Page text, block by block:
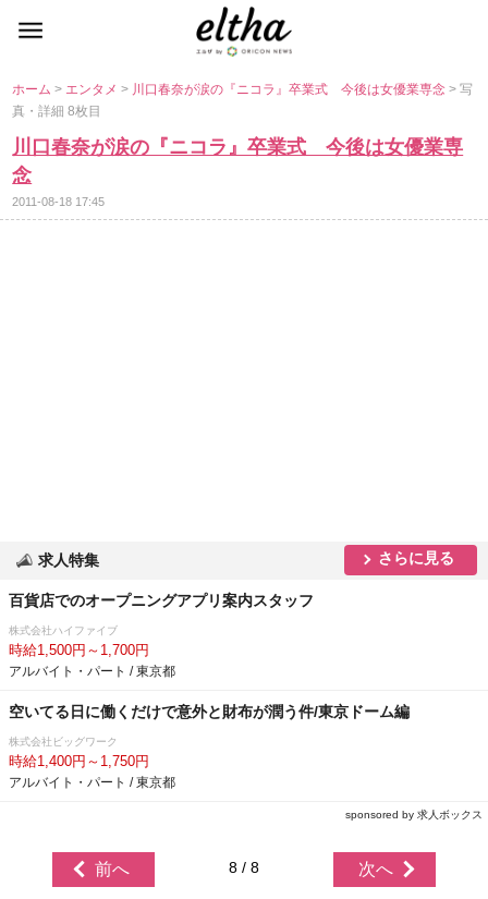
ホーム> エンタメ> 川口春奈が涙の『ニコラ』卒業式 今後は女優業専念> 写
真・詳細 8枚目
川口春奈が涙の『ニコラ』卒業式 今後は女優業専
念
2011-08-18 17:45
求人特集 さらに見る
百貨店でのオープニングアプリ案内スタッフ
株式会社ハイファイブ
時給1,500円～1,700円
アルバイト・パート / 東京都
空いてる日に働くだけで意外と財布が潤う件/東京ドーム編
株式会社ビッグワーク
時給1,400円～1,750円
アルバイト・パート / 東京都
sponsored by 求人ボックス
前へ 8 / 8 次へ